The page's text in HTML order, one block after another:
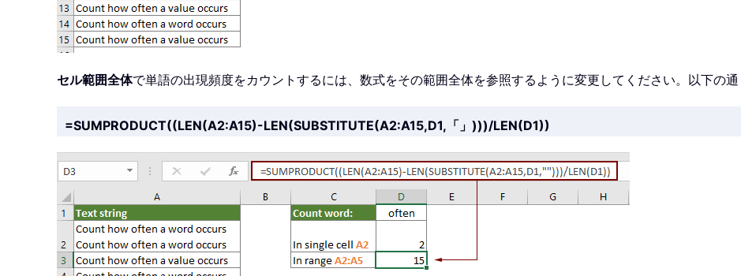
セル範囲全体で単語の出現頻度をカウントするには、数式をその範囲全体を参照するように変更してください。以下の通
=SUMPRODUCT((LEN(A2:A15)-LEN(SUBSTITUTE(A2:A15,D1,「」)))/LEN(D1))